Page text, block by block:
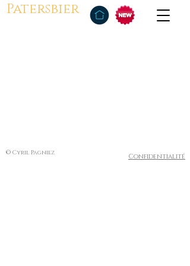
Patersbier
© Cyril Pagniez Confidentialité